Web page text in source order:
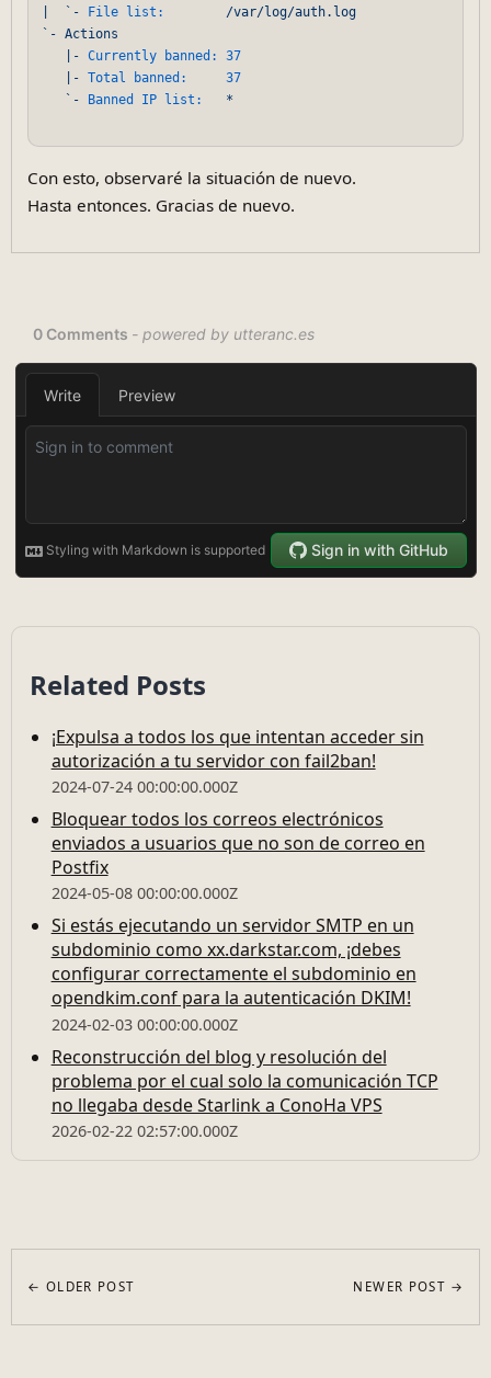
`- File list:
/var/log/auth.log
`- Actions
|- Currently banned:
37
|- Total banned:
37
`-
Banned IP list: *
Con esto, observaré la situación de nuevo.
Hasta entonces. Gracias de nuevo.
Related Posts
¡Expulsa a todos los que intentan acceder sin
autorización a tu servidor con fail2ban!
2024-07-24 00:00:00.000Z
Bloquear todos los correos electrónicos
enviados a usuarios que no son de correo en
Postfix
2024-05-08 00:00:00.000Z
Si estás ejecutando un servidor SMTP en un
subdominio como xx.darkstar.com, ¡debes
configurar correctamente el subdominio en
opendkim.conf para la autenticación DKIM!
2024-02-03 00:00:00.000Z
Reconstrucción del blog y resolución del
problema por el cual solo la comunicación TCP
no llegaba desde Starlink a ConoHa VPS
2026-02-22 02:57:00.000Z
← OLDER POST NEWER POST →